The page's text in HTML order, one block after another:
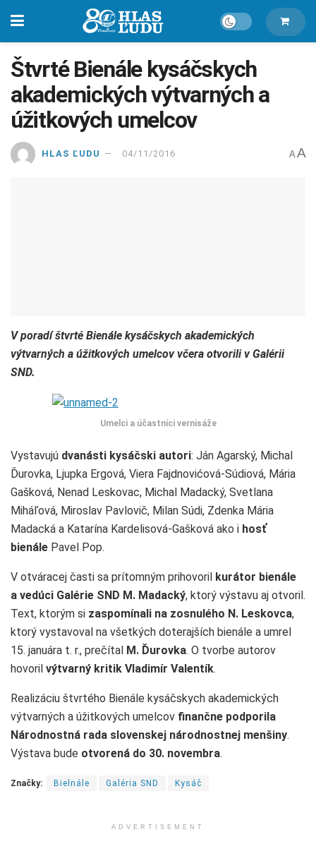
Štvrté Bienále kysáčskych
akademických výtvarných a
úžitkových umelcov
HLAS ĽUDU 04/11/2016 A A
V poradí štvrté Bienále kysáčskych akademických
výtvarných a úžitkových umelcovvčera otvorili v Galérii
SND.
Umelci a účastníci vernisáže
Vystavujú dvanásti kysáčski autori: Ján Agarský, Michal
Ďurovka, Ljupka Ergová, Viera Fajdnovićová-Súdiová, Mária
Gašková, Nenad Leskovac, Michal Madacký, Svetlana
Miháľová, Miroslav Pavlovič, Milan Súdi, Zdenka Mária
Madacká a Katarína Kardelisová-Gašková ako i hosť
bienále Pavel Pop.
V otváracej časti sa prítomným prihovoril kurátor bienále
a vedúci Galérie SND M. Madacký, ktorý výstavu aj otvoril.
Text, ktorým si zaspomínali na zosnulého N. Leskovca,
ktorý vystavoval na všetkých doterajších bienále a umrel
15. januára t. r., prečítal M. Ďurovka. O tvorbe autorov
hovoril výtvarný kritik Vladimír Valentík.
Realizáciu štvrtého Bienále kysáčskych akademických
výtvarných a úžitkových umelcov finančne podporila
Národnostná rada slovenskej národnostnej menšiny.
Výstava bude otvorená do 30. novembra.
Značky: Bielnále Galéria SND Kysáč
ADVERTISEMENT